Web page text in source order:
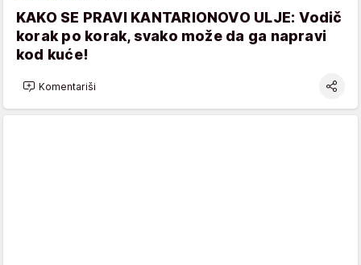
KAKO SE PRAVI KANTARIONOVO ULJE: Vodič
korak po korak, svako može da ga napravi
kod kuće!
Komentariši